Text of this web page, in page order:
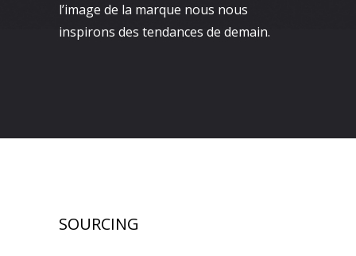
l’image de la marque nous nous
inspirons des tendances de demain.
SOURCING